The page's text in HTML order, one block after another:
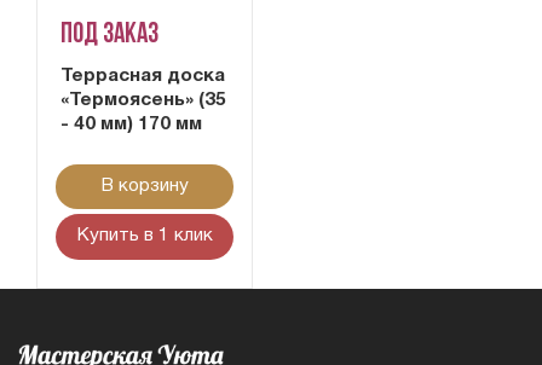
Под заказ
Террасная доска
«Термоясень» (35
- 40 мм) 170 мм
В корзину
Купить в 1 клик